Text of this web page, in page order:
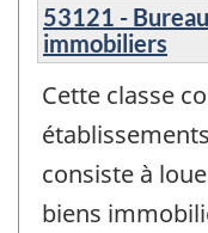
53121 -
immobiliers
Cette classe
consiste à
biens